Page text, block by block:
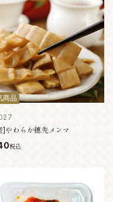
商品
]やわらか穂先メンマ
税込